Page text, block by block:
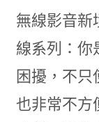
無線影音新
線系列：你
困擾，不只
也非常不方